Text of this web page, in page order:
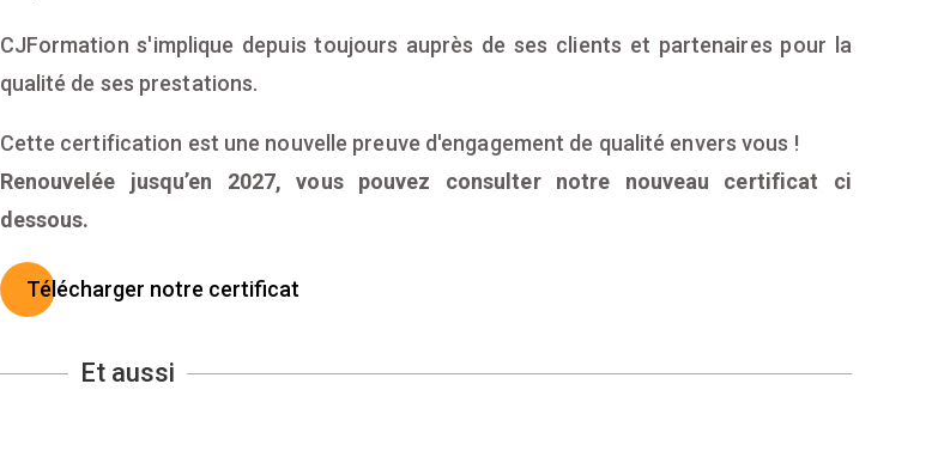
CJFormation s'implique depuis toujours auprès de ses clients et partenaires pour la
qualité de ses prestations.
Cette certification est une nouvelle preuve d'engagement de qualité envers vous !
Renouvelée jusqu’en 2027, vous pouvez consulter notre nouveau certificat ci
dessous.
Télécharger notre certificat
Et aussi